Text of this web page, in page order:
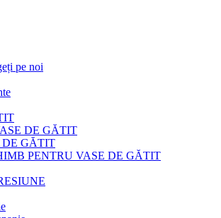
pe noi
DE GĂTIT
DE GĂTIT
PENTRU VASE DE GĂTIT